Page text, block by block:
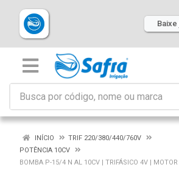
INÍCIO
TRIF 220/380/440/760V
POTÊNCIA 10CV
BOMBA P-15/4 N AL 10CV | TRIFÁSICO 4V | MOTOR